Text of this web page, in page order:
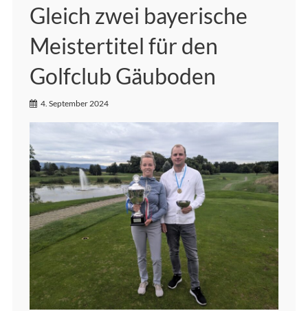
Gleich zwei bayerische
Meistertitel für den
Golfclub Gäuboden
4. September 2024